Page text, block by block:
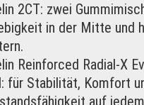
2CT: zwei
in der Mitte und
Reinforced Radial-X
für Stabilität, Komfort